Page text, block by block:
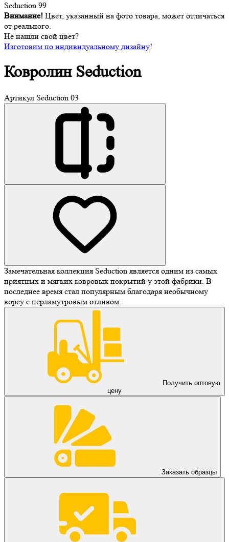
Seduction 99
Внимание! Цвет, указанный на фото товара, может отличаться
от реального.
Не нашли свой цвет?
Изготовим по индивидуальному дизайну!
Ковролин Seduction
Артикул Seduction 03
Замечательная коллекция Seduction является одним из самых
приятных и мягких ковровых покрытий у этой фабрики. В
последнее время стал популярным благодаря необычному
ворсу с перламутровым отливом.
Получить оптовую
цену
Заказать образцы